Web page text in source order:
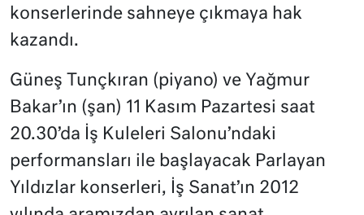
konserlerinde sahneye çıkmaya hak
kazandı.
Güneş Tunçkıran (piyano) ve Yağmur
Bakar’ın (şan) 11 Kasım Pazartesi saat
20.30’da İş Kuleleri Salonu’ndaki
performansları ile başlayacak Parlayan
Yıldızlar konserleri, İş Sanat’ın 2012